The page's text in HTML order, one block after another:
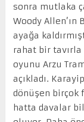
sonra mutlaka
Woody Allen’ın
ayağa
rahat bir tavırla
oyunu Arzu
açıkladı.
dönüşen birçok
hatta davalar